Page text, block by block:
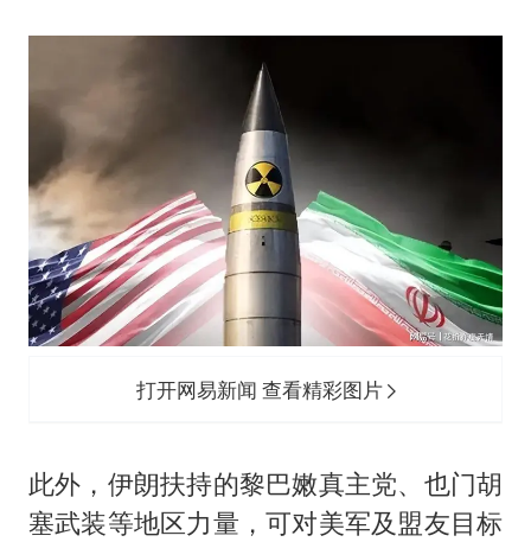
打开网易新闻 查看精彩图片
此外，伊朗扶持的黎巴嫩真主党、也门胡
塞武装等地区力量，可对美军及盟友目标